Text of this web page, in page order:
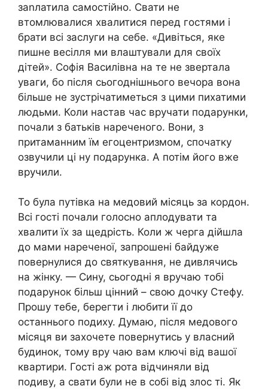
заnлатила самостійно. Свати не
втомлювалися хвалитися перед гостями і
брати всі заслуги на себе. «Дивіться, яке
пишне весілля ми влаштували для своїх
дітей». Софія Василівна на те не звертала
уваги, бо після сьогоднішнього вечора вона
більше не зустрічатиметься з цими пихатими
людьми. Коли настав час вручати подарунки,
почали з батьків нареченого. Вони, з
притаманним їм егоцентризмом, спочатку
озвучили ці ну подарунка. А потім його вже
вручили.
То була путівка на медовий місяць за кордон.
Всі гості почали голосно аплодувати та
хвалити їх за щедрість. Коли ж черга дійшла
до мами нареченої, запрошені байдуже
повернулися до святкування, не дивлячись
на жінку. — Сину, сьогодні я вручаю тобі
подарунок більш цінний – свою дочку Стефу.
Прошу тебе, берегти і любити її до
останнього подиху. Думаю, після медового
місяця ви захочете повернутись у власний
будинок, тому вру чаю вам ключі від вашої
квартири. Гості аж рота відчиняли від
подиву, а свати були не в собі від злос ті. Як